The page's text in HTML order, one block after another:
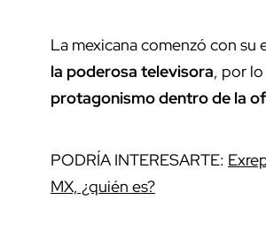
La mexicana comenzó con
la poderosa televisora, por
protagonismo dentro de la
PODRÍA INTERESARTE:
MX, ¿quién es?